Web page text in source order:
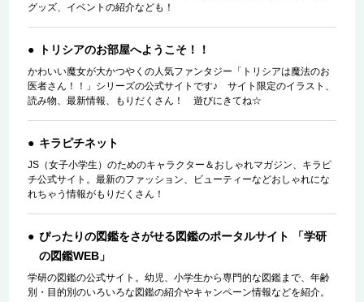
グッズ、イベントの紹介なども！
トリシアのお部屋へようこそ！！
かわいい魔女が大かつやくの人気ファンタジー「トリシアは魔法のお
医者さん！！」シリーズの公式サイトです♪ サイト限定のイラスト、
読み物、最新情報、もりだくさん！ 遊びにきてね☆
キラピチネット
JS（女子小学生）のためのキャラクター＆おしゃれマガジン、キラピ
チ公式サイト。最新のファッション、ビューティーなどおしゃれにな
れちゃう情報がもりだくさん！
ぴったりの図鑑をさがせる図鑑のポータルサイト 「学研
の図鑑WEB」
学研の図鑑の公式サイト。幼児、小学生から専門的な図鑑まで、年齢
別・目的別のいろいろな図鑑の紹介やキャンペーン情報などを紹介。